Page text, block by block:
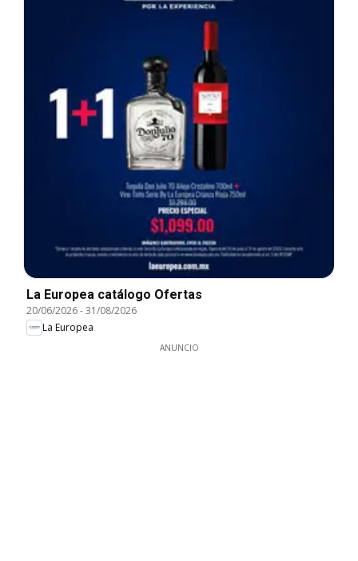
La Europea catálogo Ofertas
20/06/2026-31/08/2026
La Europea
ANUNCIO